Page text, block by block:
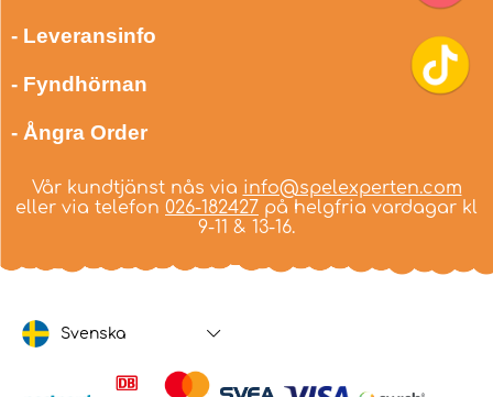
- Leveransinfo
- Fyndhörnan
- Ångra Order
Vår kundtjänst nås via info@spelexperten.com
eller via telefon 026-182427 på helgfria vardagar kl
9-11 & 13-16.
Svenska